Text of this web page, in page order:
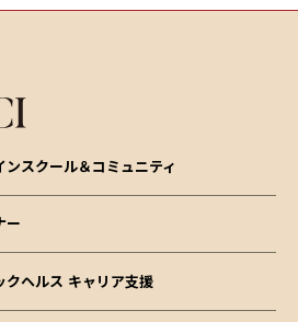
ンスクール＆コミュニティ
ー
クヘルス キャリア支援